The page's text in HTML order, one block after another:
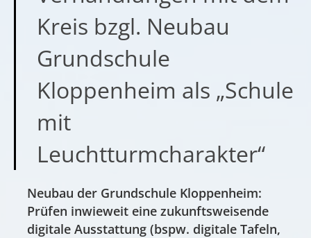
Kreis bzgl. Neubau
Grundschule
Kloppenheim als „Schule
mit
Leuchtturmcharakter“
Neubau der Grundschule Kloppenheim:
Prüfen inwieweit eine zukunftsweisende
digitale Ausstattung (bspw. digitale Tafeln,